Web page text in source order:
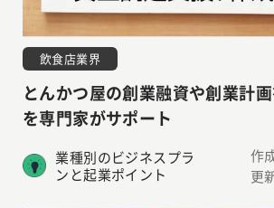
とんかつ屋の創業融資や創業計
を専門家がサポート
業種別のビジネスプラ
ンと起業ポイント
飲食店業界
作
更